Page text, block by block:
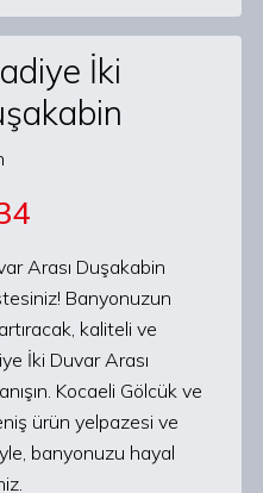
İki
Arası Duşakabin
Banyonuzun
kaliteli ve
İki Duvar Arası
Kocaeli Gölcük ve
ürün yelpazesi ve
banyonuzu hayal